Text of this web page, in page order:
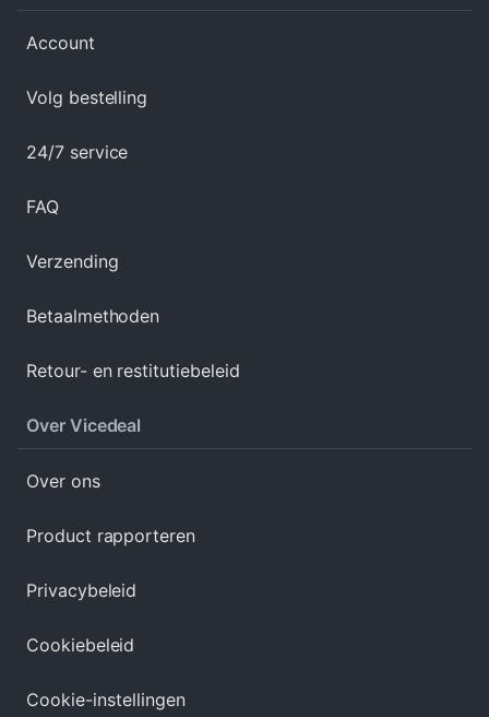
Account
Volg bestelling
24/7 service
FAQ
Verzending
Betaalmethoden
Retour- en restitutiebeleid
Over Vicedeal
Over ons
Product rapporteren
Privacybeleid
Cookiebeleid
Cookie-instellingen